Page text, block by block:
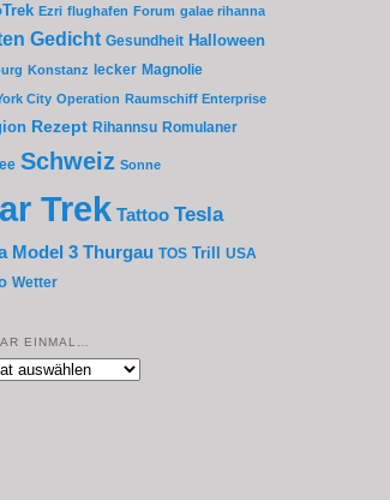
Ezri flughafen Forum galae rihanna
Gedicht Gesundheit Halloween
Konstanz lecker Magnolie
City Operation Raumschiff Enterprise
Rezept Rihannsu Romulaner
Schweiz Sonne
Trek Tattoo Tesla
Model 3 Thurgau TOS Trill USA
Wetter
EINMAL…